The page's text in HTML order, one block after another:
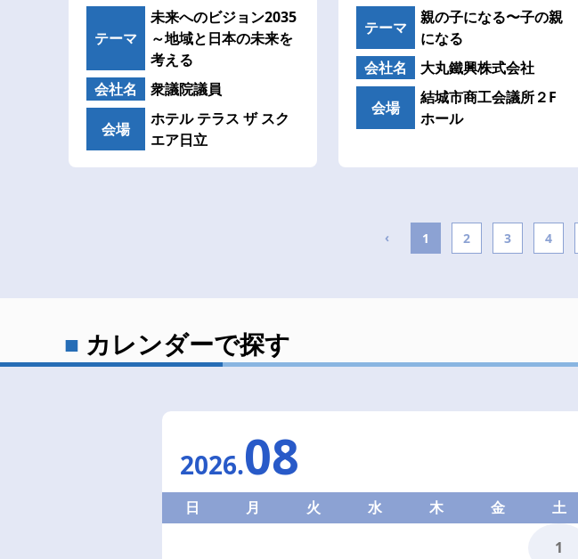
テーマ
未来へのビジョン2035
～地域と日本の未来を
考える
会社名
衆議院議員
会場
ホテル テラス ザ スク
エア日立
テーマ
親の子になる〜子の親
になる
会社名
大丸鐵興株式会社
会場
結城市商工会議所２F
ホール
‹ 1 2 3 4
カレンダーで探す
2026.08
日 月 火 水 木 金 土
1